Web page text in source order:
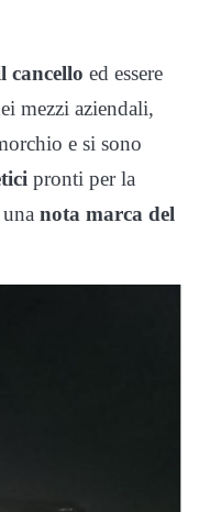
cancello ed essere
mezzi aziendali,
e si sono
pronti per la
nota marca del